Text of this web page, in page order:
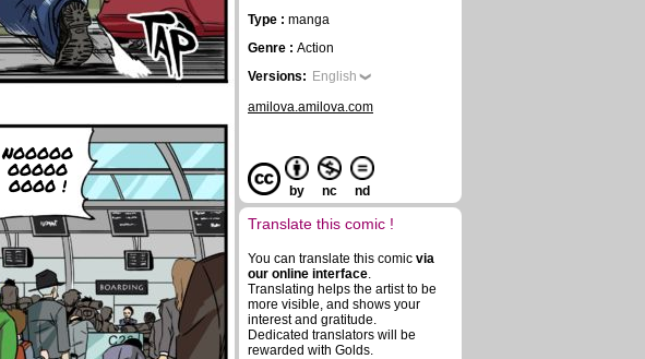
NOOOOO
OOOOO
OOO0 !
Type : manga
Genre : Action
Versions: English
amilova.amilova.com
by nc nd
Translate this comic !
You can translate this comic via
our online interface.
Translating helps the artist to be
more visible, and shows your
interest and gratitude.
Dedicated translators will be
rewarded with Golds.